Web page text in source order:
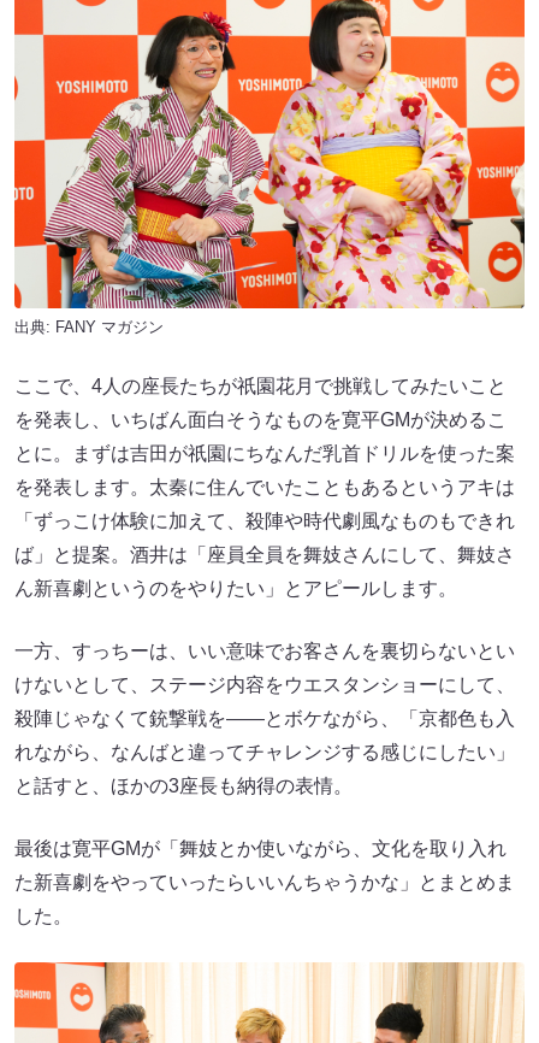
出典: FANY マガジン
ここで、4人の座長たちが祇園花月で挑戦してみたいこと
を発表し、いちばん面白そうなものを寛平GMが決めるこ
とに。まずは吉田が祇園にちなんだ乳首ドリルを使った案
を発表します。太秦に住んでいたこともあるというアキは
「ずっこけ体験に加えて、殺陣や時代劇風なものもできれ
ば」と提案。酒井は「座員全員を舞妓さんにして、舞妓さ
ん新喜劇というのをやりたい」とアピールします。
一方、すっちーは、いい意味でお客さんを裏切らないとい
けないとして、ステージ内容をウエスタンショーにして、
殺陣じゃなくて銃撃戦を――とボケながら、「京都色も入
れながら、なんばと違ってチャレンジする感じにしたい」
と話すと、ほかの3座長も納得の表情。
最後は寛平GMが「舞妓とか使いながら、文化を取り入れ
た新喜劇をやっていったらいいんちゃうかな」とまとめま
した。